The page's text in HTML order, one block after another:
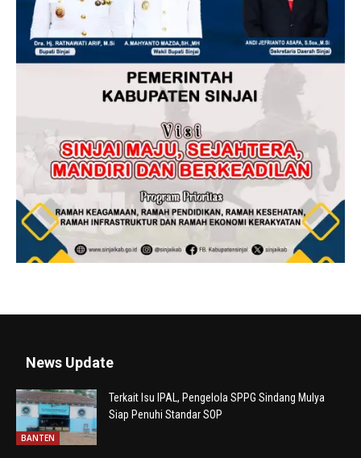
News Update
BANTEN
Terkait Isu IPAL, Pengelola SPPG Sindang Mulya
Siap Penuhi Standar SOP